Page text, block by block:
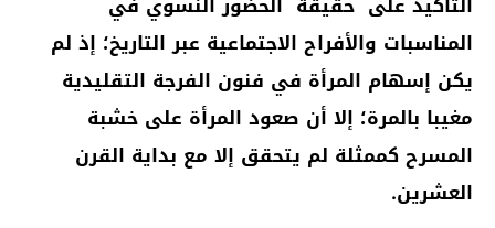
المناسبات والأفراح الاجتماعية عبر التاريخ؛ إذ لم
يكن إسهام المرأة في فنون الفرجة التقليدية
مغيبا بالمرة؛ إلا أن صعود المرأة على خشبة
المسرح كممثلة لم يتحقق إلا مع بداية القرن
العشرين.